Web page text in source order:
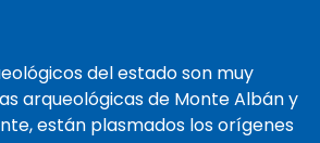
del estado son muy
arqueológicas de Monte Albán y
están plasmados los orígenes